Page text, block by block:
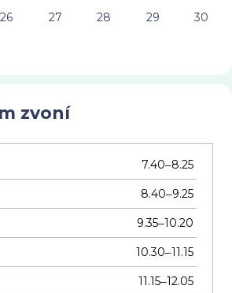
26 27 28 29
30
zvoní
7.40–8.25
8.40–9.25
9.35–10.20
10.30–11.15
11.15–12.05